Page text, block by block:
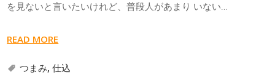
を見ないと言いたいけれど、普段人があまり いない…
READ MORE
つまみ,仕込